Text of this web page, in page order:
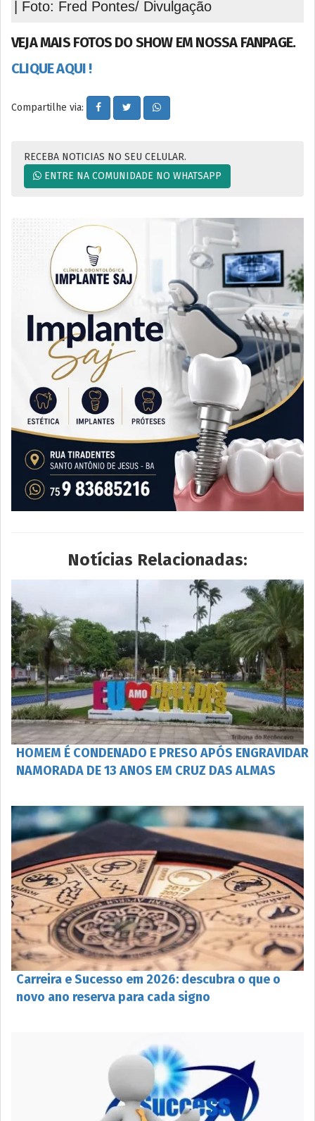
| Foto: Fred Pontes/ Divulgação
VEJA MAIS FOTOS DO SHOW EM NOSSA FANPAGE.
CLIQUE AQUI !
Compartilhe via:
RECEBA NOTICIAS NO SEU CELULAR.
ENTRE NA COMUNIDADE NO WHATSAPP
Notícias Relacionadas:
HOMEM É CONDENADO E PRESO APÓS ENGRAVIDAR
NAMORADA DE 13 ANOS EM CRUZ DAS ALMAS
Carreira e Sucesso em 2026: descubra o que o
novo ano reserva para cada signo